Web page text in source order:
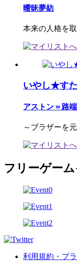
曖昧夢紡
本来の人格を
いやし★す
アストン＝路端
～ブラザーを
フリーゲー
利用規約・プ